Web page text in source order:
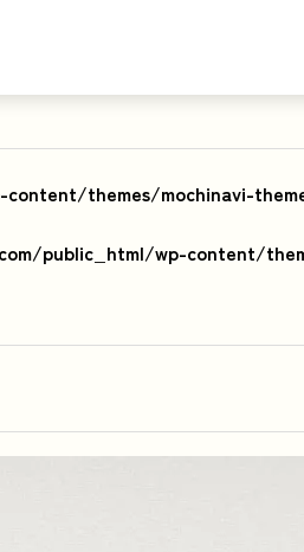
themes/mochinavi-
public_html/wp-content/